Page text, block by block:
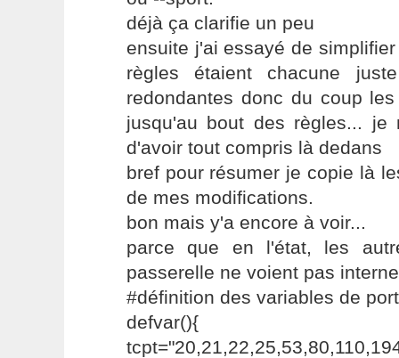
déjà ça clarifie un peu
ensuite j'ai essayé de
règles étaient chacune
redondantes donc du coup
jusqu'au bout des règles...
d'avoir tout compris là dedans
bref pour résumer je copie là
de mes modifications.
bon mais y'a encore à voir...
parce que en l'état, les
passerelle ne voient pas
#définition des variables de
defvar(){